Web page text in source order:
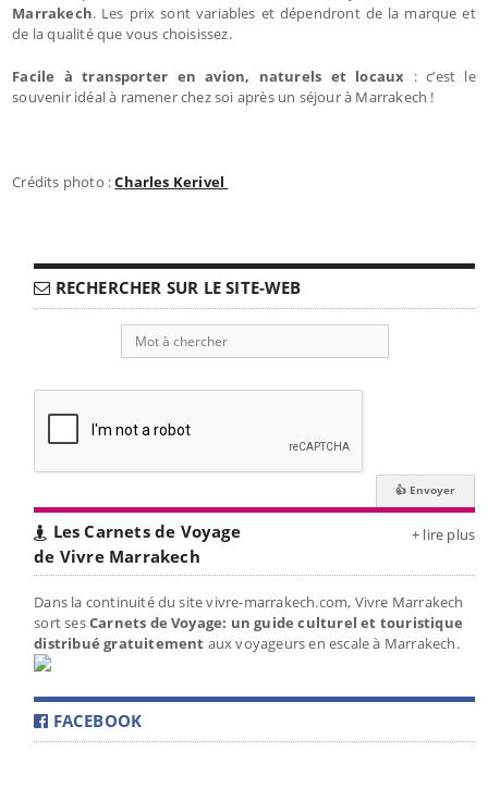
Marrakech. Les prix sont variables et dépendront de la marque et
de la qualité que vous choisissez.
Facile à transporter en avion, naturels et locaux : c’est le
souvenir idéal à ramener chez soi après un séjour à Marrakech !
Crédits photo :Charles Kerivel
RECHERCHER SUR LE SITE-WEB
Les Carnets de Voyage
de Vivre Marrakech
+ lire plus
Dans la continuité du site vivre-marrakech.com, Vivre Marrakech
sort sesCarnets de Voyage: un guide culturel et touristique
distribué gratuitement aux voyageurs en escale à Marrakech.
FACEBOOK